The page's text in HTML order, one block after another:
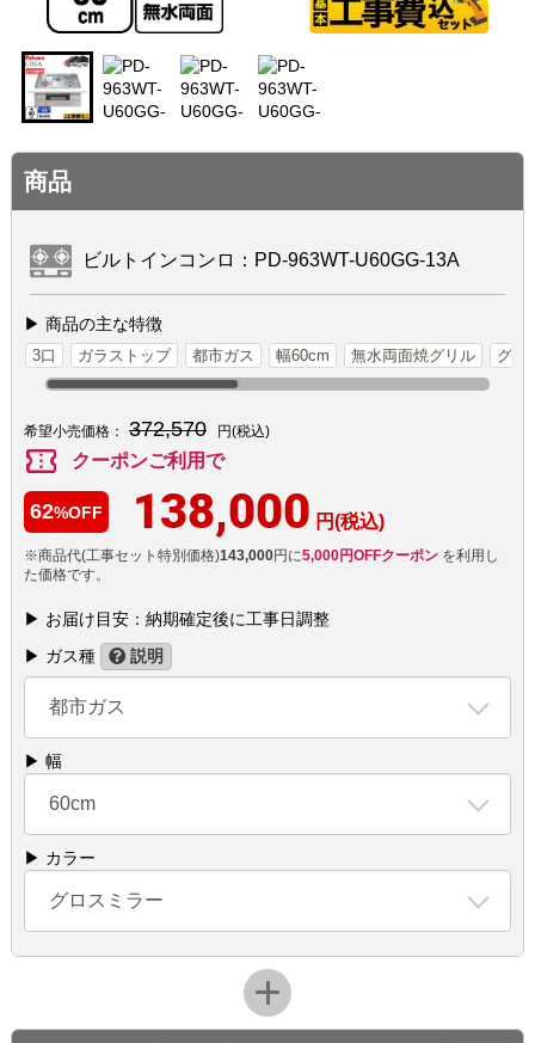
商品
ビルトインコンロ：PD-963WT-U60GG-13A
▶ 商品の主な特徴
3口 ガラストップ 都市ガス 幅60cm 無水両面焼グリル グリ
希望小売価格： 372,570 円(税込)
confirmation_number クーポンご利用で
62%OFF 138,000 円(税込)
※商品代(工事セット特別価格)143,000円に5,000円OFFクーポンを利用し
た価格です。
▶ お届け目安：納期確定後に工事日調整
▶ ガス種
説明
都市ガス
▶ 幅
60cm
▶ カラー
グロスミラー